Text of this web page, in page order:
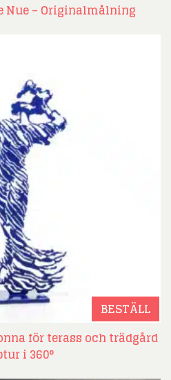
Nue – Originalmålning
BESTÄLL
för terass och trädgård
i 360°